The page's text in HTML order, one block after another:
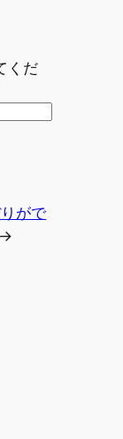
くだ
がで
→